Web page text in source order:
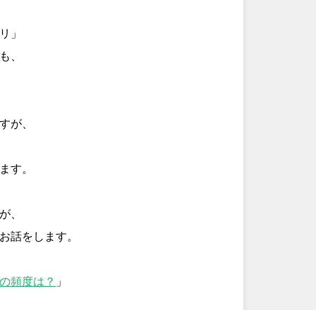
」
、
が、
す。
、
話をします。
頻度は？ 」